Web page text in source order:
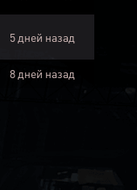
5 дней назад
8 дней назад